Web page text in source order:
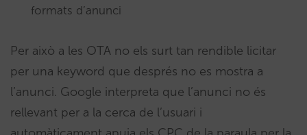
formats d’anunci
Per això a les OTA no els surt tan rendible licitar
per una keyword que després no es mostra a
l’anunci. Google interpreta que l’anunci no és
rellevant per a la cerca de l’usuari i